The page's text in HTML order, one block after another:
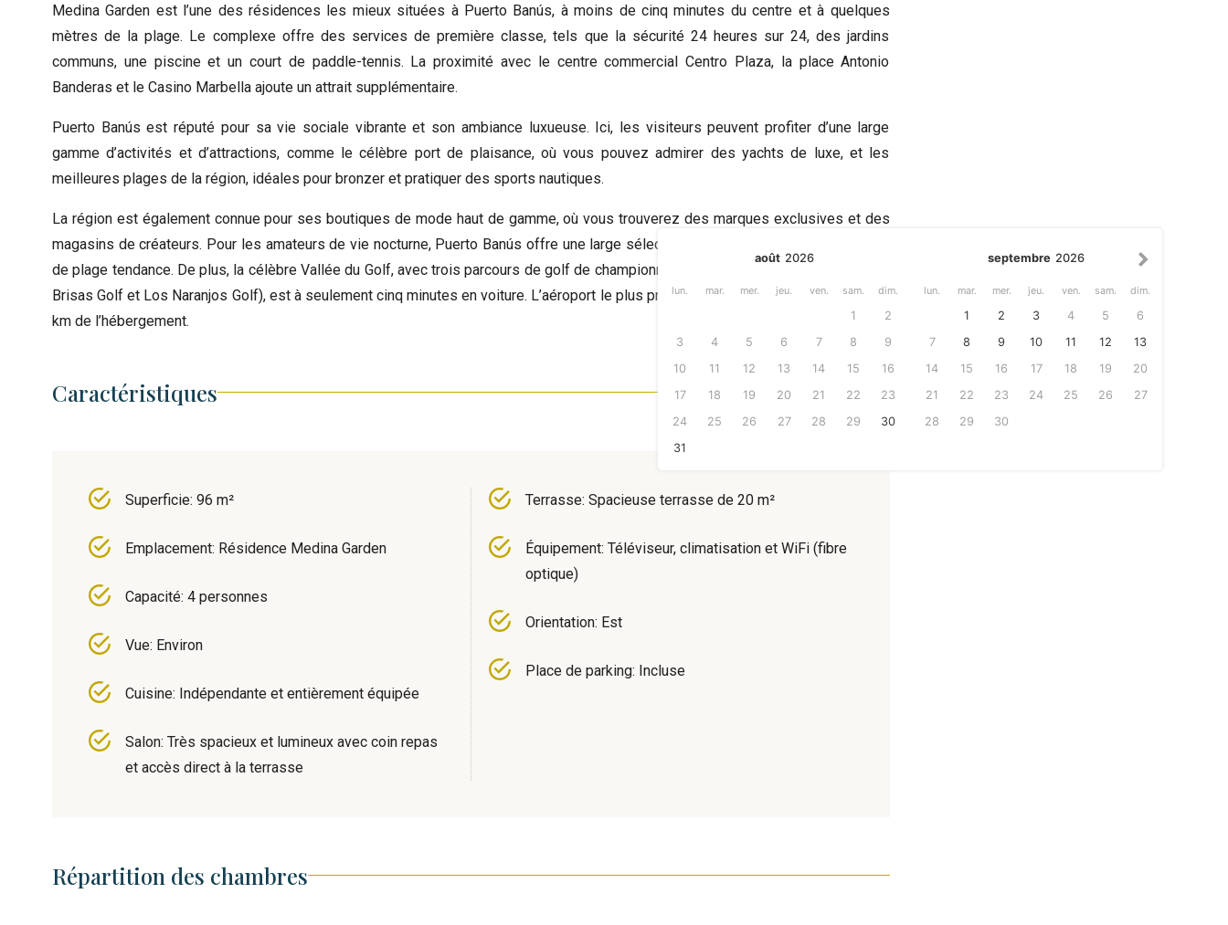
Medina Garden est l’une des résidences les mieux situées à Puerto Banús, à moins de cinq minutes du centre et à quelques
mètres de la plage. Le complexe offre des services de première classe, tels que la sécurité 24 heures sur 24, des jardins
communs, une piscine et un court de paddle-tennis. La proximité avec le centre commercial Centro Plaza, la place Antonio
Banderas et le Casino Marbella ajoute un attrait supplémentaire.
Puerto Banús est réputé pour sa vie sociale vibrante et son ambiance luxueuse. Ici, les visiteurs peuvent profiter d’une large
gamme d’activités et d’attractions, comme le célèbre port de plaisance, où vous pouvez admirer des yachts de luxe, et les
meilleures plages de la région, idéales pour bronzer et pratiquer des sports nautiques.
La région est également connue pour ses boutiques de mode haut de gamme, où vous trouverez des marques exclusives et des
magasins de créateurs. Pour les amateurs de vie nocturne, Puerto Banús offre une large sélection de bars, discothèques et clubs
de plage tendance. De plus, la célèbre Vallée du Golf, avec trois parcours de golf de championnat de 18 trous (Aloha Golf Club, Las
Brisas Golf et Los Naranjos Golf), est à seulement cinq minutes en voiture. L’aéroport le plus proche est celui de Malaga, situé à 61
km de l’hébergement.
Caractéristiques
Superficie: 96 m²
Emplacement: Résidence Medina Garden
Capacité: 4 personnes
Vue: Environ
Cuisine: Indépendante et entièrement équipée
Salon: Très spacieux et lumineux avec coin repas
et accès direct à la terrasse
Terrasse: Spacieuse terrasse de 20 m²
Équipement: Téléviseur, climatisation et WiFi (fibre
optique)
Orientation: Est
Place de parking: Incluse
Répartition des chambres
août 2026
lun. mar. mer. jeu. ven. sam. dim.
1
2
3
4 5 6 7 8
9
10
11 12 13 14 15
16
17
18 19 20 21 22
23
24
25 26 27 28 29
30
31
septembre 2026
lun. mar. mer. jeu. ven. sam. dim.
1 2 3 4 5
6
7
8 9 10 11 12
13
14
15 16 17 18 19
20
21
22 23 24 25 26
27
28
29 30